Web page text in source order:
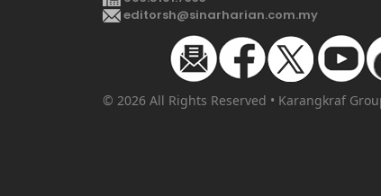
editorsh@sinarharian.com.my
© 2026 All Rights Reserved • Karangkraf